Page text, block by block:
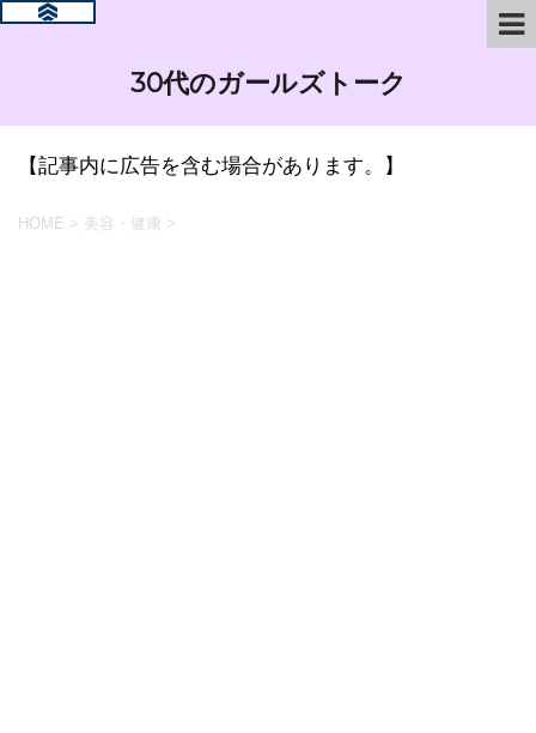
30代のガールズトーク
【記事内に広告を含む場合があります。】
HOME > 美容・健康 >